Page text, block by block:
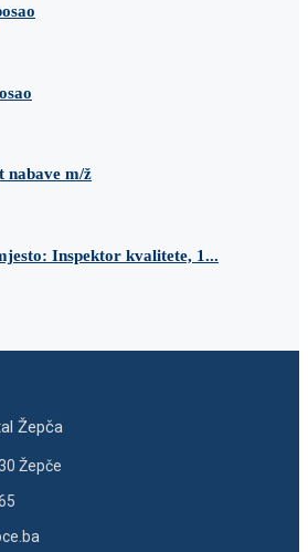
nabave m/ž
Inspektor kvalitete, 1...
Žepča
Žepče